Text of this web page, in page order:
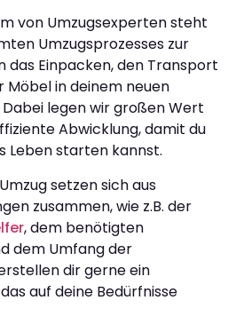
von Umzugsexperten steht
Umzugsprozesses zur
das Einpacken, den Transport
Möbel in deinem neuen
Dabei legen wir großen Wert
Abwicklung, damit du
Leben starten kannst.
setzen sich aus
zusammen, wie z.B. der
, dem benötigten
dem Umfang der
dir gerne ein
auf deine Bedürfnisse